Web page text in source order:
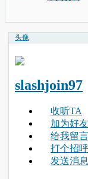
头像
slashjoin97
收听TA
加为好友
给我留言
打个招呼
发送消息